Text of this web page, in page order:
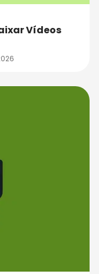
Vídeos